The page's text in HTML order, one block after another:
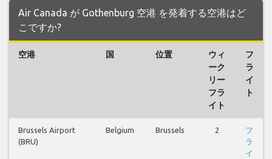
Air Canada が Gothenburg 空港 を発着する空港はど
こですか?
空港 国 位置
ウィ
ーク
リー
フラ
イト
フ
ラ
イ
ト
Brussels Airport
(BRU)
Belgium Brussels 2
フ
ラ
イ